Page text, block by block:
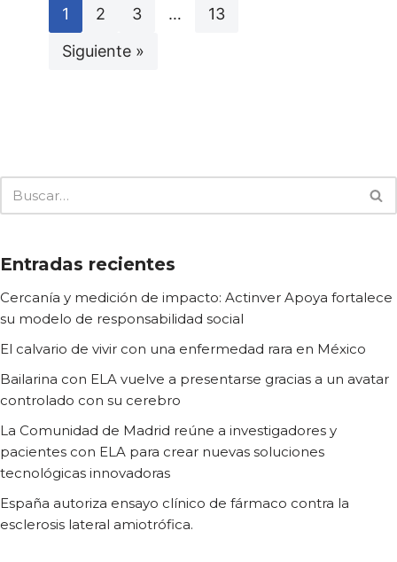
1 2 3 …
13
Siguiente »
Entradas recientes
Cercanía y medición de impacto: Actinver Apoya fortalece
su modelo de responsabilidad social
El calvario de vivir con una enfermedad rara en México
Bailarina con ELA vuelve a presentarse gracias a un avatar
controlado con su cerebro
La Comunidad de Madrid reúne a investigadores y
pacientes con ELA para crear nuevas soluciones
tecnológicas innovadoras
España autoriza ensayo clínico de fármaco contra la
esclerosis lateral amiotrófica.